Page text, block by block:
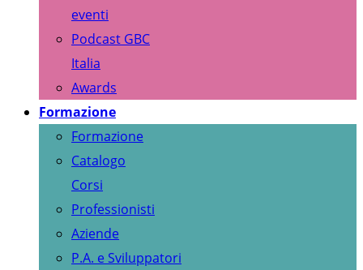
eventi
Podcast GBC
Italia
Awards
Formazione
Formazione
Catalogo
Corsi
Professionisti
Aziende
P.A. e Sviluppatori